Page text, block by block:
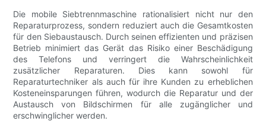
Die mobile Siebtrennmaschine rationalisiert nicht nur den
Reparaturprozess, sondern reduziert auch die Gesamtkosten
für den Siebaustausch. Durch seinen effizienten und präzisen
Betrieb minimiert das Gerät das Risiko einer Beschädigung
des Telefons und verringert die Wahrscheinlichkeit
zusätzlicher Reparaturen. Dies kann sowohl für
Reparaturtechniker als auch für ihre Kunden zu erheblichen
Kosteneinsparungen führen, wodurch die Reparatur und der
Austausch von Bildschirmen für alle zugänglicher und
erschwinglicher werden.